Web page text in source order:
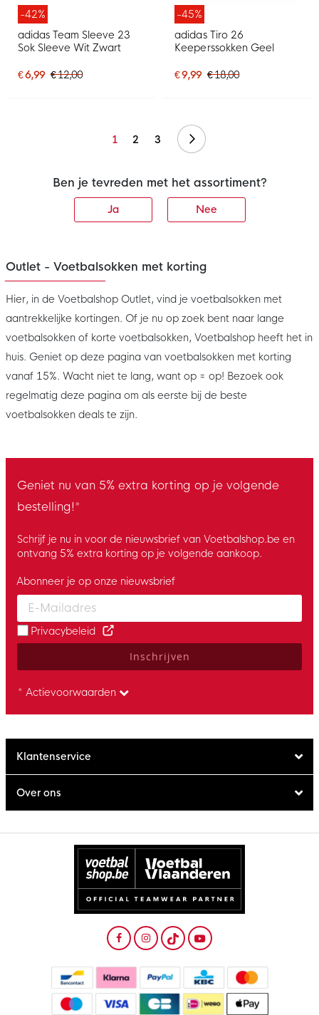
-42%
adidas Team Sleeve 23
Sok Sleeve Wit Zwart
€ 6,99 € 12,00
-45%
adidas Tiro 26
Keeperssokken Geel
€ 9,99 € 18,00
1 2 3 Volgende
Ben je tevreden met het assortiment?
Ja Nee
Outlet - Voetbalsokken met korting
Hier, in de Voetbalshop Outlet, vind je voetbalsokken met
aantrekkelijke kortingen. Of je nu op zoek bent naar lange
voetbalsokken of korte voetbalsokken, Voetbalshop heeft het in
huis. Geniet op deze pagina van voetbalsokken met korting
vanaf 15%. Wacht niet te lang, want op = op! Bezoek ook
regelmatig deze pagina om als eerste bij de beste
voetbalsokken deals te zijn.
Geniet nu van 5% extra korting op je volgende
bestelling!*
Schrijf je nu in voor de nieuwsbrief van Voetbalshop.be en
ontvang 5% extra korting op je volgende aankoop.
Enter your email and accept the privacy policy to subscribe to
Abonneer je op onze nieuwsbrief
Privacybeleid
Inschrijven
* Actievoorwaarden
Klantenservice
Over ons